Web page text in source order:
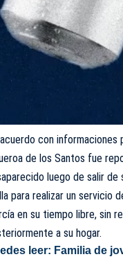
con informaciones
de los Santos fue
luego de salir de
para realizar un servicio
en su tiempo libre, sin
a su hogar.
leer: Familia de